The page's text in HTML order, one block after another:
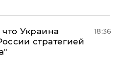
Украина
стратегией
18:36